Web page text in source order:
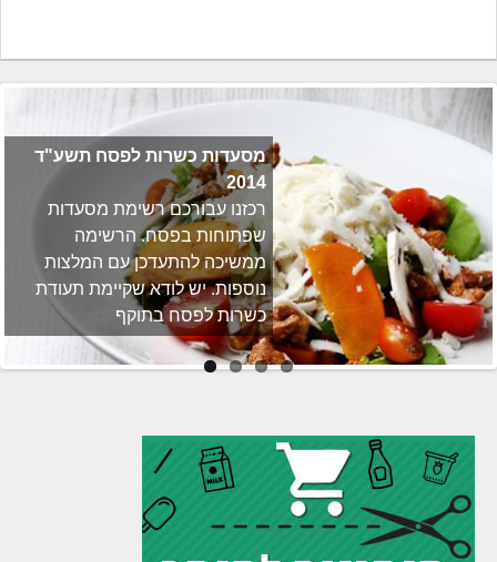
מסעדות כשרות לפסח תשע"ד
2014
רכזנו עבורכם רשימת מסעדות
שפתוחות בפסח. הרשימה
ממשיכה להתעדכן עם המלצות
נוספות. יש לודא שקיימת תעודת
כשרות לפסח בתוקף